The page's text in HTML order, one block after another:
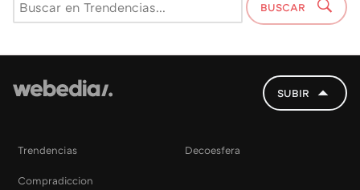
BUSCAR
SUBIR
Trendencias Decoesfera
Compradiccion